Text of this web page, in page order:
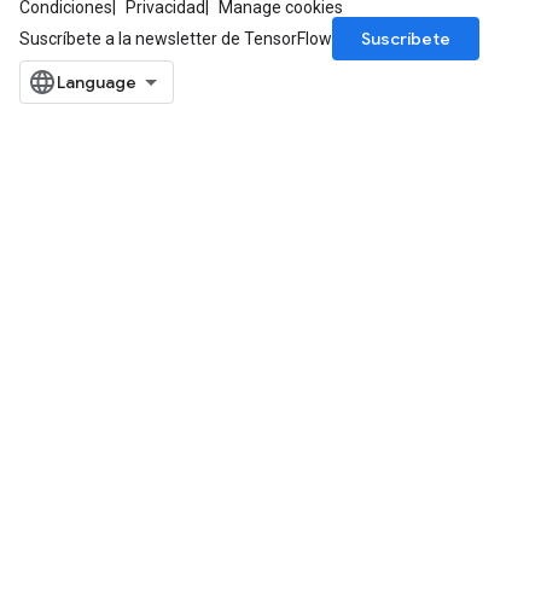
Condiciones Privacidad
Manage cookies
Suscríbete a la newsletter de TensorFlow
Suscríbete